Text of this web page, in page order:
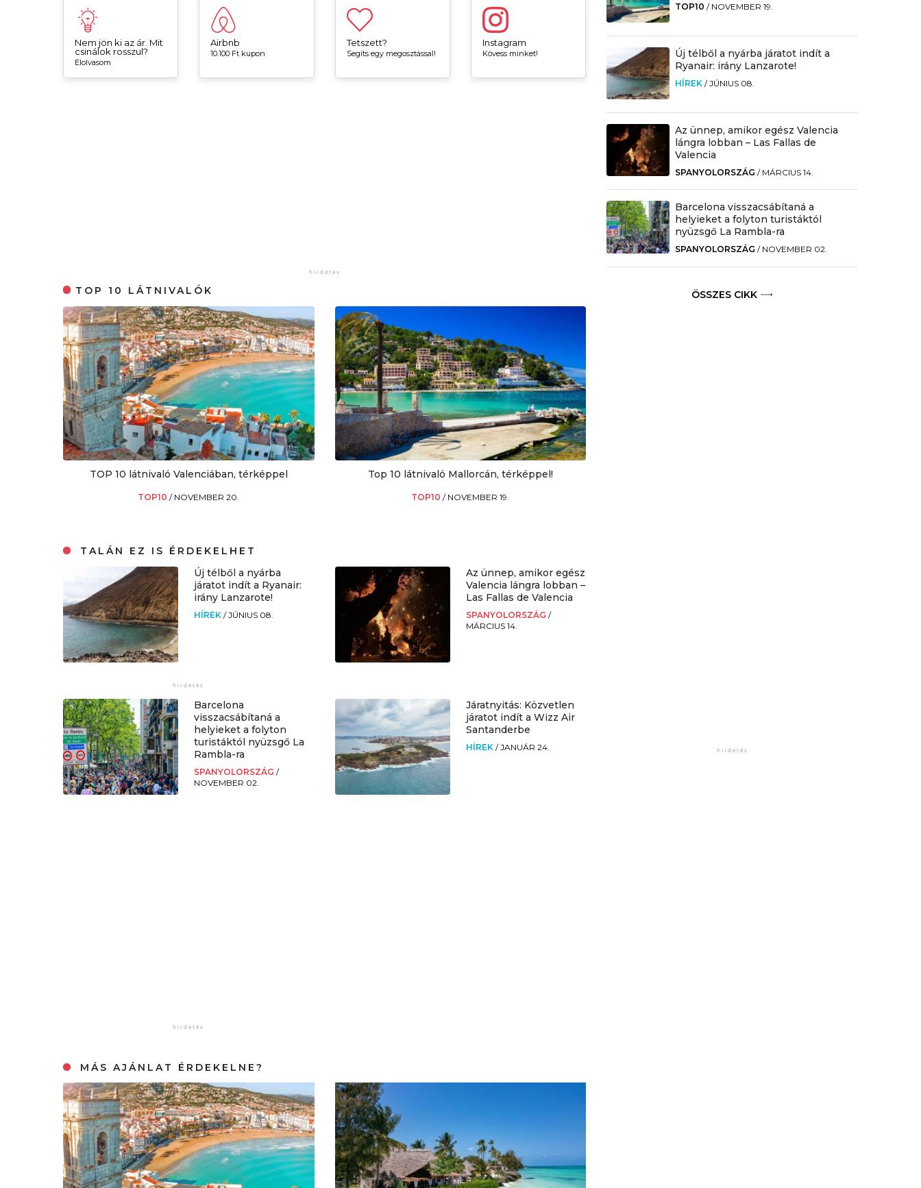
Nem jön ki az ár. Mit
csinálok rosszul?
Elolvasom
Airbnb
10.100 Ft kupon
Tetszett?
Segíts egy megosztással!
Instagram
Kövess minket!
TOP 10 LÁTNIVALÓK
TOP 10 látnivaló Valenciában, térképpel
TOP10/ NOVEMBER 20.
Top 10 látnivaló Mallorcán, térképpel!
TOP10/ NOVEMBER 19.
TALÁN EZ IS ÉRDEKELHET
Új télből a nyárba
járatot indít a Ryanair:
irány Lanzarote!
HÍREK/JÚNIUS 08.
Az ünnep, amikor egész
Valencia lángra lobban –
Las Fallas de Valencia
SPANYOLORSZÁG /
MÁRCIUS 14.
Barcelona
visszacsábítaná a
helyieket a folyton
turistáktól nyüzsgő La
Rambla-ra
SPANYOLORSZÁG/
NOVEMBER 02.
Járatnyitás: Közvetlen
járatot indít a Wizz Air
Santanderbe
HÍREK /JANUÁR 24.
MÁS AJÁNLAT ÉRDEKELNE?
TOP10 / NOVEMBER 19.
Új télből a nyárba járatot indít a
Ryanair: irány Lanzarote!
HÍREK /JÚNIUS 08.
Az ünnep, amikor egész Valencia
lángra lobban – Las Fallas de
Valencia
SPANYOLORSZÁG / MÁRCIUS 14.
Barcelona visszacsábítaná a
helyieket a folyton turistáktól
nyüzsgő La Rambla-ra
SPANYOLORSZÁG / NOVEMBER 02.
ÖSSZES CIKK